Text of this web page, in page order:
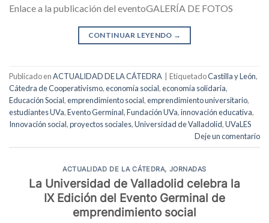
Enlace a la publicación del eventoGALERÍA DE FOTOS
CONTINUAR LEYENDO →
Publicado enACTUALIDAD DE LA CÁTEDRA EtiquetadoCastilla y León,
Cátedra de Cooperativismo,economía social,economía solidaria,
Educación Social,emprendimiento social,emprendimiento universitario,
estudiantes UVa,Evento Germinal,Fundación UVa,innovación educativa,
Innovación social,proyectos sociales,Universidad de Valladolid,UVaLES
Deje un comentario
ACTUALIDAD DE LA CÁTEDRA, JORNADAS
La Universidad de Valladolid celebra la
IX Edición del Evento Germinal de
emprendimiento social